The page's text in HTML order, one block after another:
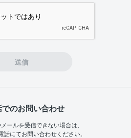
送信
のお問い合わせ
ールを受信できない場合は、
話にてお問い合わせください。